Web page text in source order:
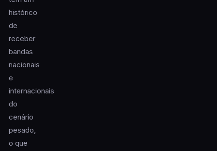
histórico
de
receber
bandas
nacionais
e
internacionais
do
cenário
pesado,
o que